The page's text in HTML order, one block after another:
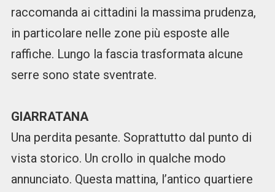
raccomanda ai cittadini la massima prudenza,
in particolare nelle zone più esposte alle
raffiche. Lungo la fascia trasformata alcune
serre sono state sventrate.
GIARRATANA
Una perdita pesante. Soprattutto dal punto di
vista storico. Un crollo in qualche modo
annunciato. Questa mattina, l’antico quartiere